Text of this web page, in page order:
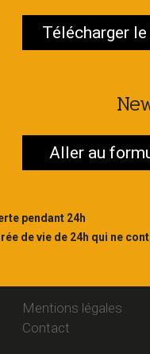
Mentions légales
Contact
Télécharger
Aller au
pendant 24h
de vie de 24h qui ne